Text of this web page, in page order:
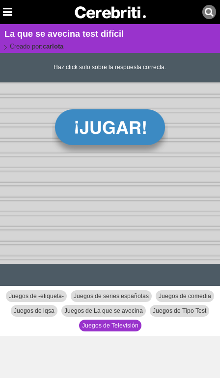
La que se avecina test difícil
Creado por:carlota
Haz click solo sobre la respuesta correcta.
Juegos de -etiqueta- Juegos de series españolas Juegos de comedia
Juegos de lqsa Juegos de La que se avecina Juegos de Tipo Test
Juegos de Televisión